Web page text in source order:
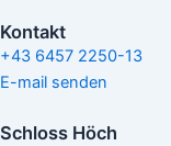
Kontakt
+43 6457 2250-13
E-mail senden
Schloss Höch